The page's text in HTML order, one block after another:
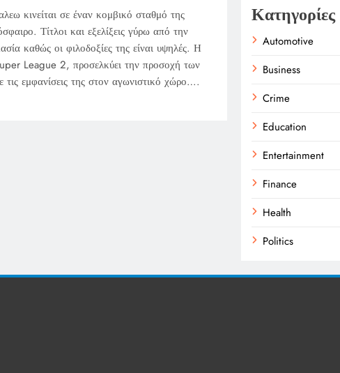
κινείται σε έναν κομβικό σταθμό της
Τίτλοι και εξελίξεις γύρω από την
καθώς οι φιλοδοξίες της είναι υψηλές. Η
League 2, προσελκύει την προσοχή των
εμφανίσεις της στον αγωνιστικό χώρο….
Κατηγορίες
Automotive
Business
Crime
Education
Entertainment
Finance
Health
Politics